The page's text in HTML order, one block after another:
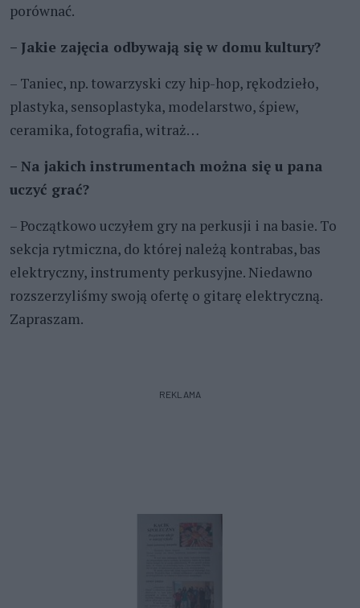
porównać.
– Jakie zajęcia odbywają się w domu kultury?
– Taniec, np. towarzyski czy hip-hop, rękodzieło,
plastyka, sensoplastyka, modelarstwo, śpiew,
ceramika, fotografia, witraż…
– Na jakich instrumentach można się u pana
uczyć grać?
– Początkowo uczyłem gry na perkusji i na basie. To
sekcja rytmiczna, do której należą kontrabas, bas
elektryczny, instrumenty perkusyjne. Niedawno
rozszerzyliśmy swoją ofertę o gitarę elektryczną.
Zapraszam.
REKLAMA